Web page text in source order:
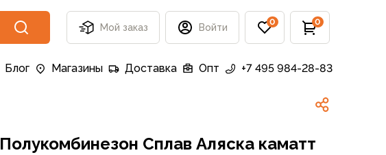
Мой заказ Войти 0 0
Блог Магазины Доставка Опт +7 495 984-28-83
Полукомбинезон Сплав Аляска каматт